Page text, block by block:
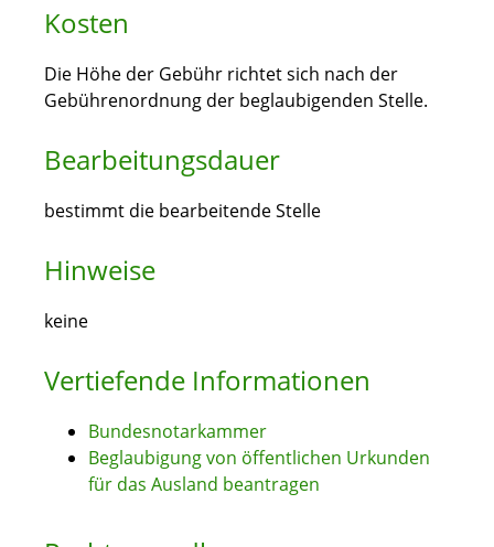
Kosten
Die Höhe der Gebühr richtet sich nach der
Gebührenordnung der beglaubigenden Stelle.
Bearbeitungsdauer
bestimmt die bearbeitende Stelle
Hinweise
keine
Vertiefende Informationen
Bundesnotarkammer
Beglaubigung von öffentlichen Urkunden
für das Ausland beantragen